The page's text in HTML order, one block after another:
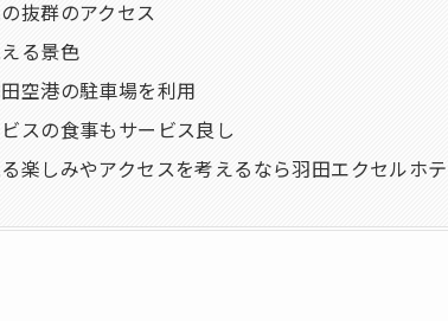
抜群のアクセス
る景色
空港の駐車場を利用
スの食事もサービス良し
楽しみやアクセスを考えるなら羽田エクセルホ